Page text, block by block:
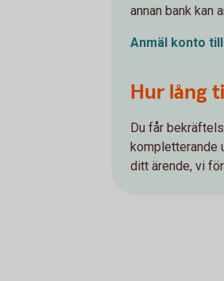
annan bank kan
Anmäl konto
Hur lång
Du får
kompletterande
ditt ärende, vi